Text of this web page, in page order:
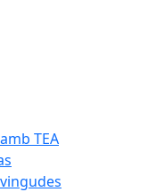
TEA